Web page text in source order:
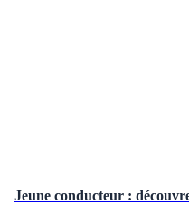
Jeune conducteur :